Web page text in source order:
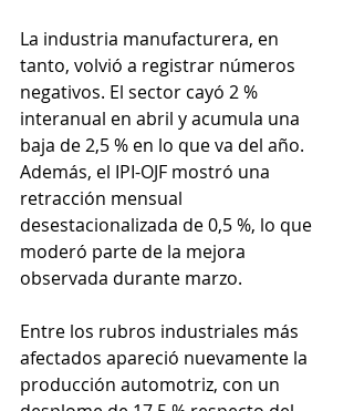
La industria manufacturera, en
tanto, volvió a registrar números
negativos. El sector cayó 2 %
interanual en abril y acumula una
baja de 2,5 % en lo que va del año.
Además, el IPI-OJF mostró una
retracción mensual
desestacionalizada de 0,5 %, lo que
moderó parte de la mejora
observada durante marzo.
Entre los rubros industriales más
afectados apareció nuevamente la
producción automotriz, con un